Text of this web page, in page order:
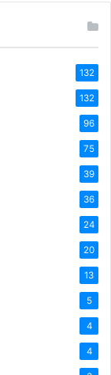
132
132
96
75
39
36
24
20
13
5
4
4